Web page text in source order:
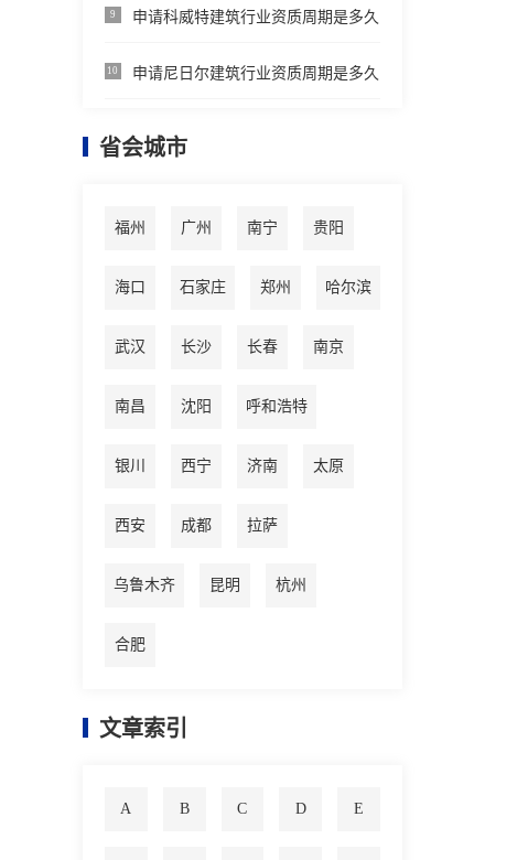
9 申请科威特建筑行业资质周期是多久
10 申请尼日尔建筑行业资质周期是多久
省会城市
福州 广州 南宁 贵阳
海口 石家庄 郑州 哈尔滨
武汉 长沙 长春 南京
南昌 沈阳 呼和浩特
银川 西宁 济南 太原
西安 成都 拉萨
乌鲁木齐 昆明 杭州
合肥
文章索引
A B C D E